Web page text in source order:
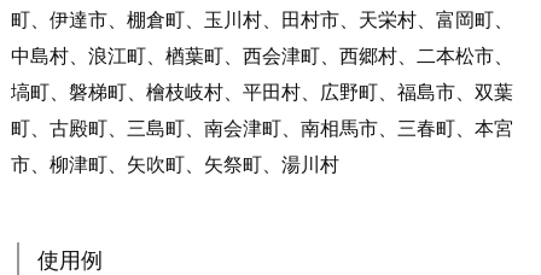
町、伊達市、棚倉町、玉川村、田村市、天栄村、富岡町、
中島村、浪江町、楢葉町、西会津町、西郷村、二本松市、
塙町、磐梯町、檜枝岐村、平田村、広野町、福島市、双葉
町、古殿町、三島町、南会津町、南相馬市、三春町、本宮
市、柳津町、矢吹町、矢祭町、湯川村
使用例